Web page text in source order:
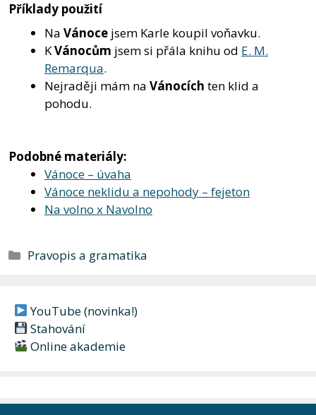
Příklady použití
Na Vánoce jsem Karle koupil voňavku.
KVánocům jsem si přála knihu od E. M.
Remarqua.
Nejraději mám na Vánocích ten klid a
pohodu.
Podobné materiály:
Vánoce – úvaha
Vánoce neklidu a nepohody – fejeton
Na volno x Navolno
Rubriky
Pravopis a gramatika
YouTube (novinka!)
Stahování
Online akademie